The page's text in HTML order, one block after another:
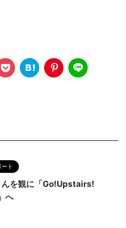
ト
を観に「Go!Upstairs!
へ